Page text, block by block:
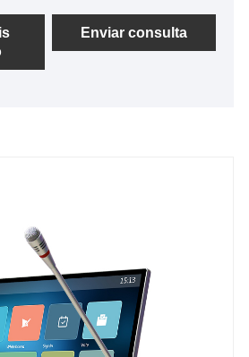
de servidor de
sem papel. Como
e controle do sistema, os
Enviar consulta